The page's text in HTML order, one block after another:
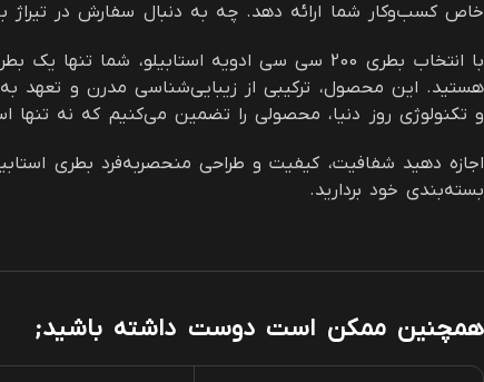
خاص کسب‌وکار شما ارائه دهد. چه به دنبال سفارش در تیراژ
با انتخاب بطری 200 سی سی ادویه استابیلو،
هستید. این محصول، ترکیبی از زیبایی‌شناسی مدرن و تعهد
و تکنولوژی روز دنیا، محصولی را تضمین می‌کنیم که نه تنها
اجازه دهید شفافیت، کیفیت و طراحی منحصربه‌فرد بطری
بسته‌بندی خود بردارید.
همچنین ممکن است دوست داشته باشید;